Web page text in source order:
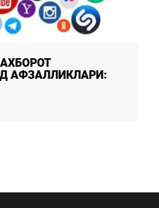
АФЗАЛЛИКЛАРИ: